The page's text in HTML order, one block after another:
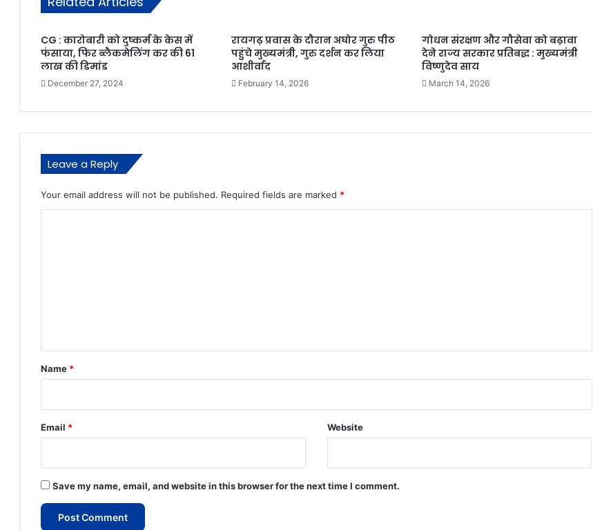
CG : कारोबारी को दुष्कर्म के केस में
फंसाया, फिर ब्लैकमेलिंग कर की 61
लाख की डिमांड
December 27, 2024
रायगढ़ प्रवास के दौरान अघोर गुरु पीठ
पहुंचे मुख्यमंत्री, गुरु दर्शन कर लिया
आशीर्वाद
February 14, 2026
गोधन संरक्षण और गौसेवा को बढ़ावा
देने राज्य सरकार प्रतिबद्ध : मुख्यमंत्री
विष्णुदेव साय
March 14, 2026
Leave a Reply
Your email address will not be published. Required fields are marked *
*
Name *
Email * Website
Save my name, email, and website in this browser for the next time I comment.